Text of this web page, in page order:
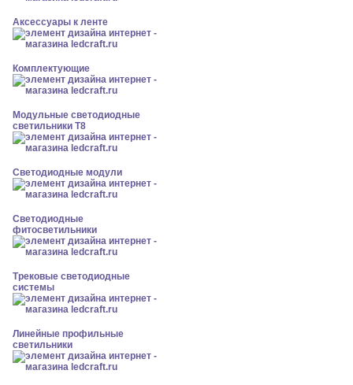
Аксессуары к ленте
Комплектующие
Модульные светодиодные
светильники Т8
Светодиодные модули
Светодиодные
фитосветильники
Трековые светодиодные
системы
Линейные профильные
светильники